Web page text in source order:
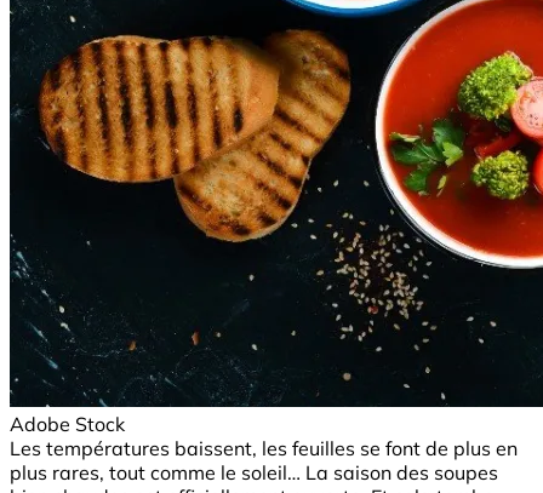
Adobe Stock
Les températures baissent, les feuilles se font de plus en
plus rares, tout comme le soleil… La saison des soupes